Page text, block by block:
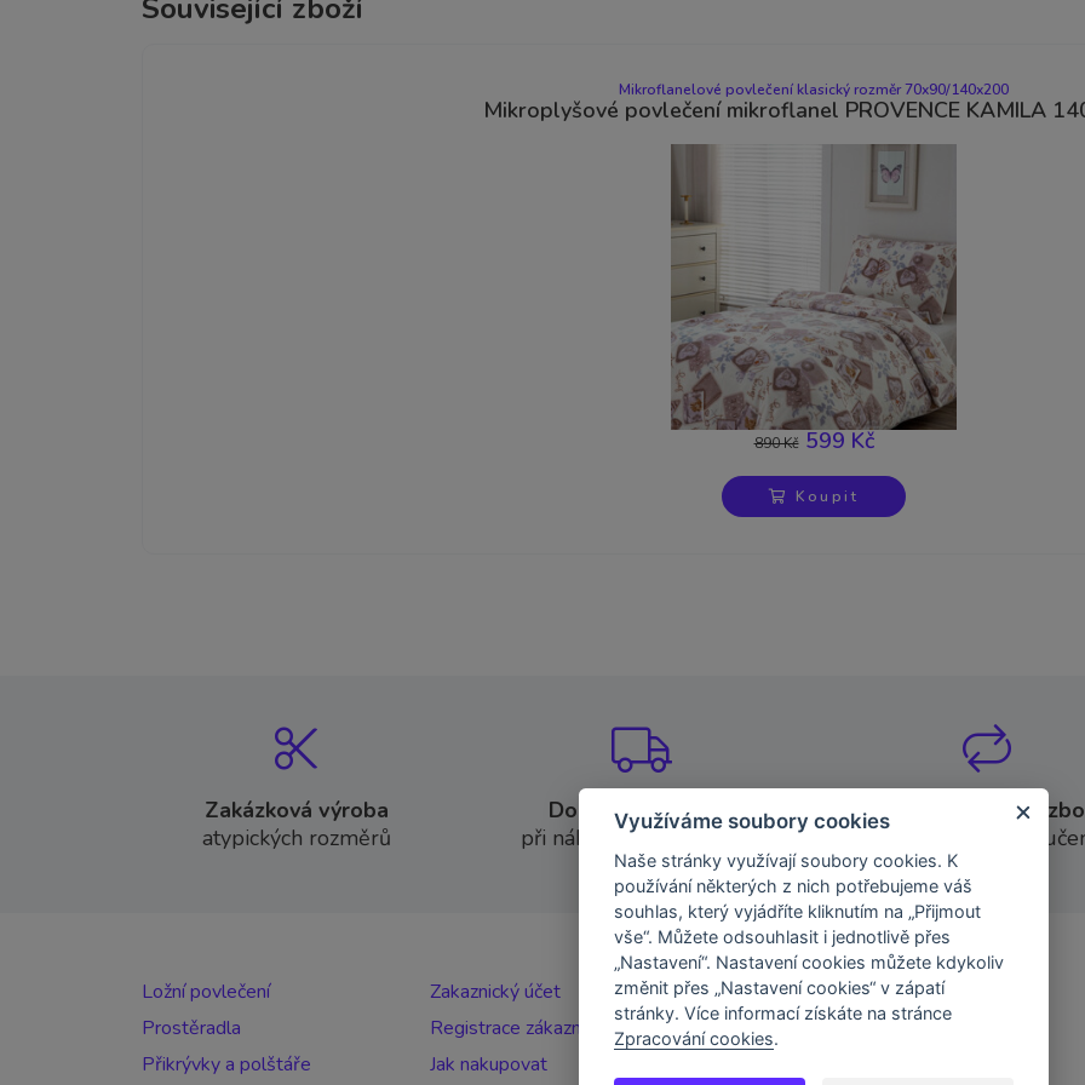
Související zboží
Mikroflanelové povlečení klasický rozměr 70x90/140x200
Mikroplyšové povlečení mikroflanel PROVENCE KAMILA
-33% Výprodej
890 Kč599 Kč
Koupit
Zakázková výroba
atypických rozměrů
Doprava ZDARMA
při nákupu nad 2 000 Kč
Garance výměny
do 14 dní od
Ložní povlečení
Prostěradla
Přikrývky a polštáře
Zakaznický účet
Registrace zákazníka
Jak nakupovat
Využíváme soubory cookies
Naše stránky využívají soubory cookies. K
používání některých z nich potřebujeme váš
souhlas, který vyjádříte kliknutím na „Přijmout
vše“. Můžete odsouhlasit i jednotlivě přes
„Nastavení“. Nastavení cookies můžete kdykoliv
změnit přes „Nastavení cookies“ v zápatí
stránky. Více informací získáte na stránce
Zpracování cookies.